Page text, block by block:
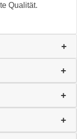
Qualität.